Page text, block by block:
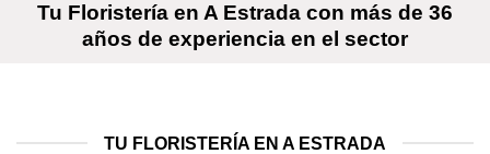
Tu Floristería en A Estrada con más de 36
años de experiencia en el sector
TU FLORISTERÍA EN A ESTRADA